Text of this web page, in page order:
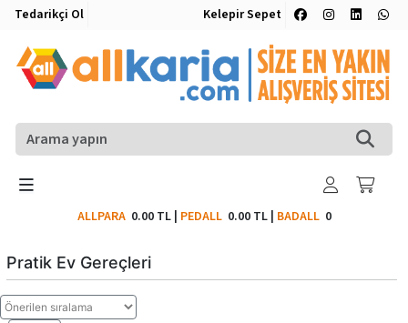
Tedarikçi Ol Kelepir Sepet
ALLPARA 0.00 TL| PEDALL 0.00 TL| BADALL0
Pratik Ev Gereçleri